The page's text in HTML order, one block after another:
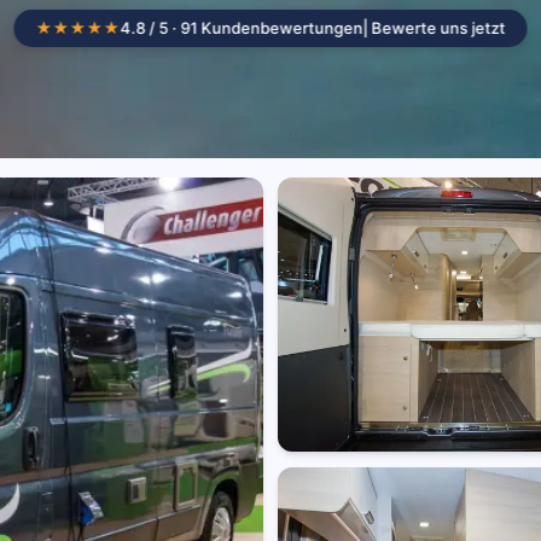
★★★★★4.8 / 5 · 91 Kundenbewertungen | Bewerte uns jetzt